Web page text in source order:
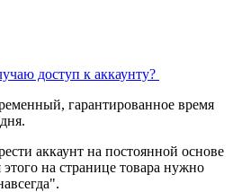
доступ к аккаунту?
гарантированное время
аккаунт на постоянной основе
на странице товара нужно